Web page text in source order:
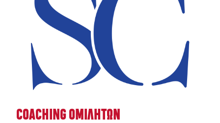
COACHING ΟΜΙΛΗΤΩΝ